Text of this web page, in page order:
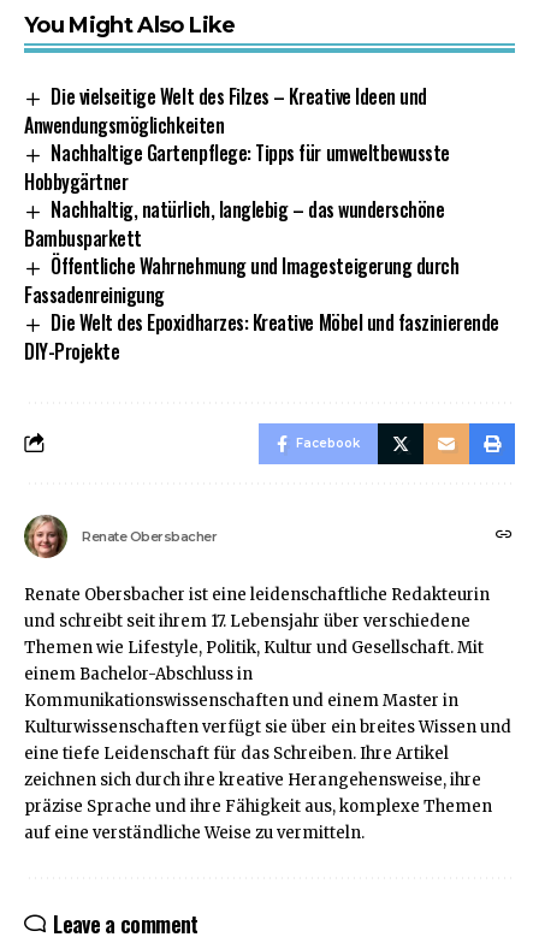
You Might Also Like
Die vielseitige Welt des Filzes – Kreative Ideen und
Anwendungsmöglichkeiten
Nachhaltige Gartenpflege: Tipps für umweltbewusste
Hobbygärtner
Nachhaltig, natürlich, langlebig – das wunderschöne
Bambusparkett
Öffentliche Wahrnehmung und Imagesteigerung durch
Fassadenreinigung
Die Welt des Epoxidharzes: Kreative Möbel und faszinierende
DIY-Projekte
Facebook
Renate Obersbacher
Renate Obersbacher ist eine leidenschaftliche Redakteurin
und schreibt seit ihrem 17. Lebensjahr über verschiedene
Themen wie Lifestyle, Politik, Kultur und Gesellschaft. Mit
einem Bachelor-Abschluss in
Kommunikationswissenschaften und einem Master in
Kulturwissenschaften verfügt sie über ein breites Wissen und
eine tiefe Leidenschaft für das Schreiben. Ihre Artikel
zeichnen sich durch ihre kreative Herangehensweise, ihre
präzise Sprache und ihre Fähigkeit aus, komplexe Themen
auf eine verständliche Weise zu vermitteln.
Leave a comment